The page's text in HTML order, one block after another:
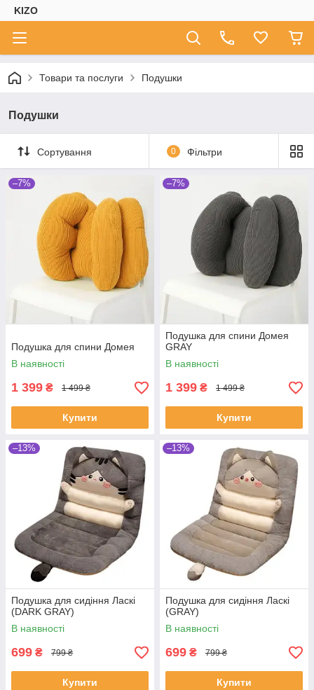
KIZO
Товари та послуги Подушки
Подушки
Сортування 0 Фільтри
–7%
Подушка для спини Домея
В наявності
1 399 ₴ 1 499 ₴
Купити
–7%
Подушка для спини Домея
GRAY
В наявності
1 399 ₴ 1 499 ₴
Купити
–13%
Подушка для сидіння Ласкі
(DARK GRAY)
В наявності
699 ₴ 799 ₴
Купити
–13%
Подушка для сидіння Ласкі
(GRAY)
В наявності
699 ₴ 799 ₴
Купити